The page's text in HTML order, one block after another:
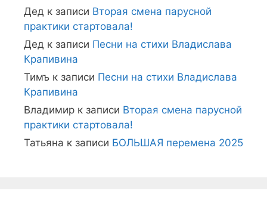
Дед к записи Вторая смена парусной
практики стартовала!
Дед к записи Песни на стихи Владислава
Крапивина
Тимъ к записи Песни на стихи Владислава
Крапивина
Владимир к записи Вторая смена парусной
практики стартовала!
Татьяна к записи БОЛЬШАЯ перемена 2025